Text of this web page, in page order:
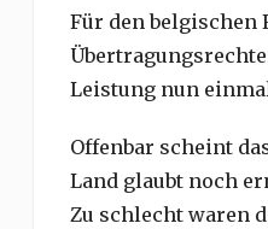
Für den belgischen
Leistung nun
Offenbar scheint
Land glaubt noch
Zu schlecht waren